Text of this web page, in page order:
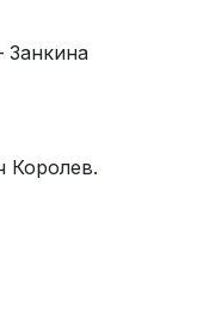
Занкина
Королев.